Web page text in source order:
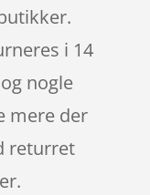
i 14
nogle
mere der
returret